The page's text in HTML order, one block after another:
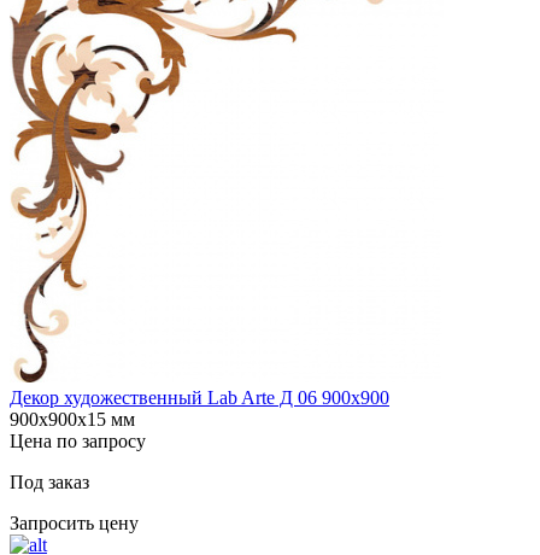
Декор художественный Lab Arte Д 06 900х900
900х900х15 мм
Цена по запросу
Под заказ
Запросить цену